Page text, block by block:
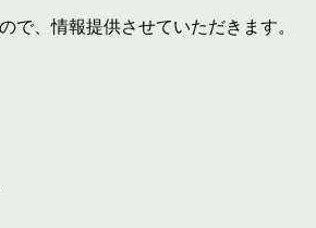
で、情報提供させていただきます。